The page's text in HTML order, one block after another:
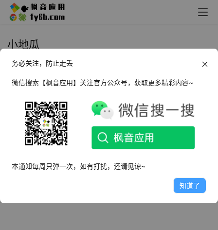
小地瓜
Chrome | 小地瓜—小红书图片视频
下载助手_v0.2.0
2024年6月18日
务必关注，防止走丢
微信搜索【枫音应用】关注官方公众号，获取更多精彩内容~
本通知每周只弹一次，如有打扰，还请见谅~
知道了